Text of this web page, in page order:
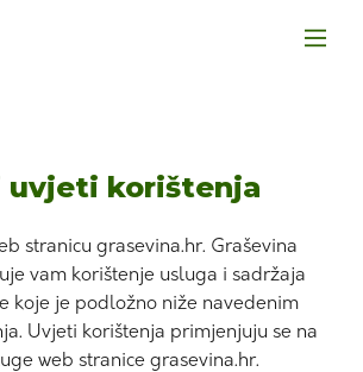
uvjeti korištenja
stranicu grasevina.hr. Graševina
vam korištenje usluga i sadržaja
koje je podložno niže navedenim
Uvjeti korištenja primjenjuju se na
web stranice grasevina.hr.